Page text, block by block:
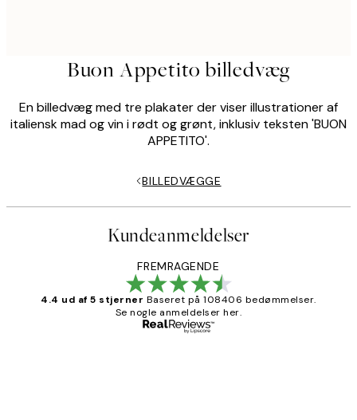
Buon Appetito billedvæg
En billedvæg med tre plakater der viser illustrationer af
italiensk mad og vin i rødt og grønt, inklusiv teksten 'BUON
APPETITO'.
BILLEDVÆGGE
Kundeanmeldelser
FREMRAGENDE
4.4 ud af 5 stjerner Baseret på 108406 bedømmelser.
Se nogle anmeldelser her.